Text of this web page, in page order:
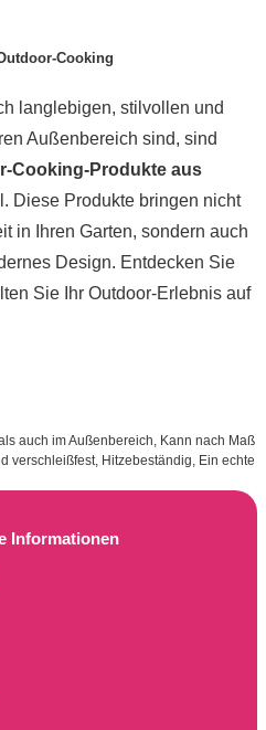
Cooking
langlebigen, stilvollen und
Außenbereich sind, sind
Cooking-Produkte aus
Diese Produkte bringen nicht
in Ihren Garten, sondern auch
Design. Entdecken Sie
Sie Ihr Outdoor-Erlebnis auf
auch im Außenbereich, Kann nach Maß
verschleißfest, Hitzebeständig, Ein echte
Informationen